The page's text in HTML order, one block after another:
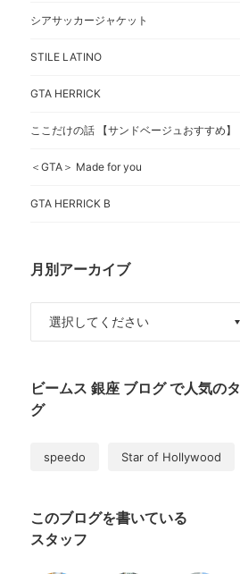
シアサッカージャケット
STILE LATINO
GTA HERRICK
ここだけの話 【サンドベージュおすすめ】
＜GTA＞ Made for you
GTA HERRICK B
月別アーカイブ
ビームス 銀座 ブログ で人気のタ
グ
speedo Star of Hollywood
このブログを書いている
スタッフ